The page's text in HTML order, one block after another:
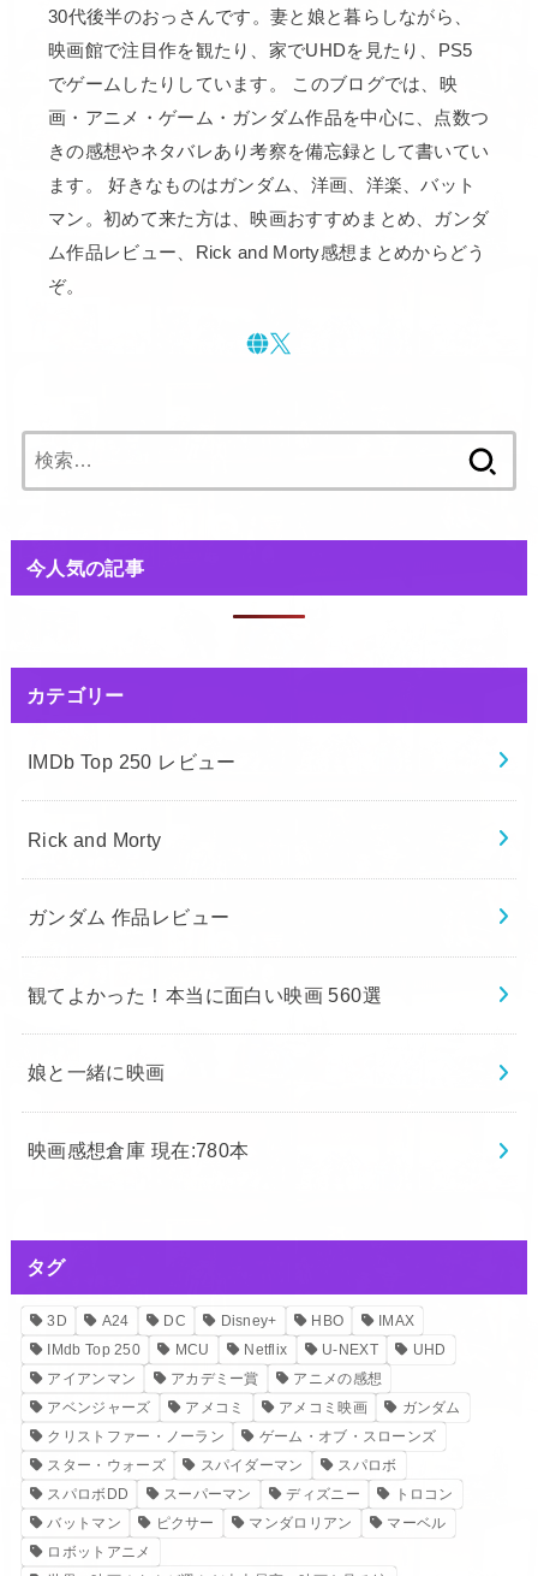
30代後半のおっさんです。妻と娘と暮らしながら、
映画館で注目作を観たり、家でUHDを見たり、PS5
でゲームしたりしています。 このブログでは、映
画・アニメ・ゲーム・ガンダム作品を中心に、点数つ
きの感想やネタバレあり考察を備忘録として書いてい
ます。 好きなものはガンダム、洋画、洋楽、バット
マン。初めて来た方は、映画おすすめまとめ、ガンダ
ム作品レビュー、Rick and Morty感想まとめからどう
ぞ。
索:
今人気の記事
カテゴリー
IMDb Top 250 レビュー
Rick and Morty
ガンダム 作品レビュー
観てよかった！本当に面白い映画 560選
娘と一緒に映画
映画感想倉庫 現在:780本
タグ
3D A24 DC Disney+ HBO
IMAX
IMdb Top 250
MCU Netflix U-NEXT
UHD
アイアンマン
アカデミー賞
アニメの感想
アベンジャーズ
アメコミ アメコミ映画
ガンダム
クリストファー・ノーラン
ゲーム・オブ・スローンズ
スター・ウォーズ
スパイダーマン
スパロボ
スパロボDD
スーパーマン ディズニー
トロコン
バットマン
ピクサー マンダロリアン
マーベル
ロボットアニメ